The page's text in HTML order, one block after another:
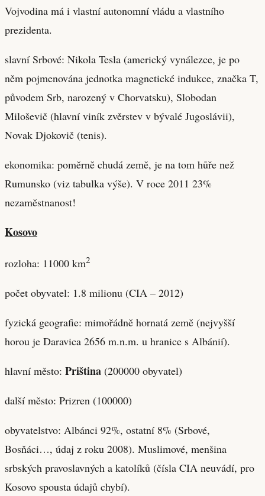
Vojvodina má i vlastní autonomní vládu a vlastního
prezidenta.
slavní Srbové: Nikola Tesla (americký vynálezce, je po
něm pojmenována jednotka magnetické indukce, značka T,
původem Srb, narozený v Chorvatsku), Slobodan
Miloševič (hlavní viník zvěrstev v bývalé Jugoslávii),
Novak Djokovič (tenis).
ekonomika: poměrně chudá země, je na tom hůře než
Rumunsko (viz tabulka výše). V roce 2011 23%
nezaměstnanost!
Kosovo
rozloha: 11000 km2
počet obyvatel: 1.8 milionu (CIA – 2012)
fyzická geografie: mimořádně hornatá země (nejvyšší
horou je Daravica 2656 m.n.m. u hranice s Albánií).
hlavní město: Priština (200000 obyvatel)
další město: Prizren (100000)
obyvatelstvo: Albánci 92%, ostatní 8% (Srbové,
Bosňáci…, údaj z roku 2008). Muslimové, menšina
srbských pravoslavných a katolíků (čísla CIA neuvádí, pro
Kosovo spousta údajů chybí).